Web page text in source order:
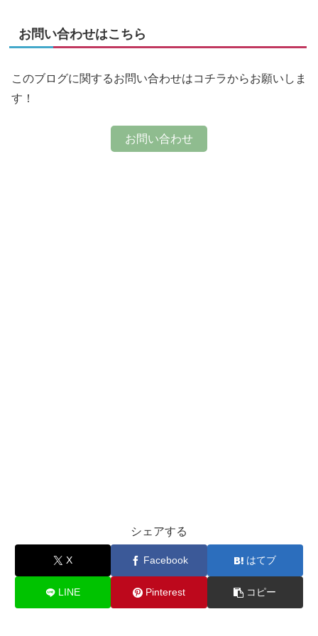
お問い合わせはこちら
このブログに関するお問い合わせはコチラからお願いしま
す！
お問い合わせ
シェアする
X Facebook はてブ
LINE Pinterest コピー